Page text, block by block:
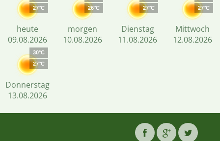
27°C
heute
09.08.2026
26°C
morgen
10.08.2026
27°C
Dienstag
11.08.2026
27°C
Mittwoch
12.08.2026
30°C
27°C
Donnerstag
13.08.2026